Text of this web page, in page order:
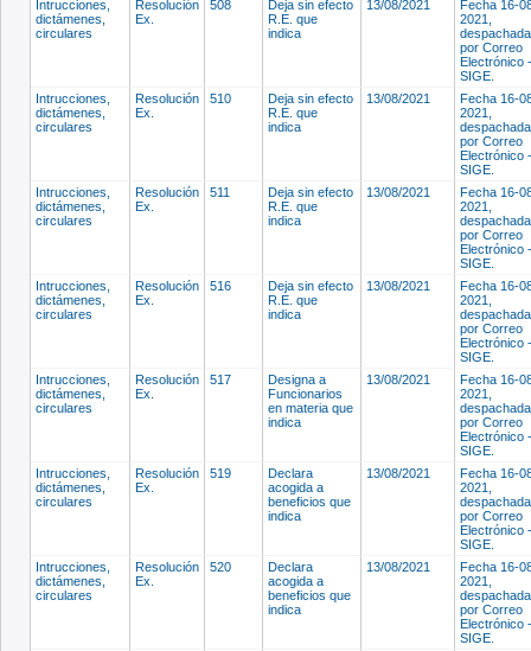
Intrucciones,
dictámenes,
circulares
Resolución
Ex.
508
Deja sin efecto
R.E. que
indica
13/08/2021
Fecha 16-
2021,
despachada
por Correo
Electrónico -
SIGE.
Intrucciones,
dictámenes,
circulares
Resolución
Ex.
510
Deja sin efecto
R.E. que
indica
13/08/2021
Fecha 16-
2021,
despachada
por Correo
Electrónico -
SIGE.
Intrucciones,
dictámenes,
circulares
Resolución
Ex.
511
Deja sin efecto
R.E. que
indica
13/08/2021
Fecha 16-
2021,
despachada
por Correo
Electrónico -
SIGE.
Intrucciones,
dictámenes,
circulares
Resolución
Ex.
516
Deja sin efecto
R.E. que
indica
13/08/2021
Fecha 16-
2021,
despachada
por Correo
Electrónico -
SIGE.
Intrucciones,
dictámenes,
circulares
Resolución
Ex.
517
Designa a
Funcionarios
en materia que
indica
13/08/2021
Fecha 16-
2021,
despachada
por Correo
Electrónico -
SIGE.
Intrucciones,
dictámenes,
circulares
Resolución
Ex.
519
Declara
acogida a
beneficios que
indica
13/08/2021
Fecha 16-
2021,
despachada
por Correo
Electrónico -
SIGE.
Intrucciones,
dictámenes,
circulares
Resolución
Ex.
520
Declara
acogida a
beneficios que
indica
13/08/2021
Fecha 16-
2021,
despachada
por Correo
Electrónico -
SIGE.